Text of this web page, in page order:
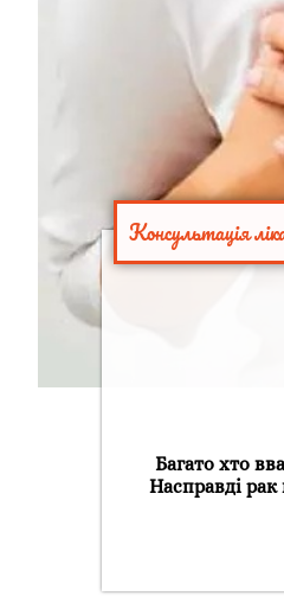
Консультація
Багато хто
Насправді